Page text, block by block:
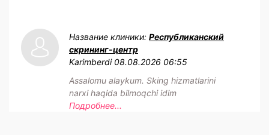
Название клиники: Республиканский
скрининг-центр
Karimberdi 08.08.2026 06:55
Assalomu alaykum. Sking hizmatlarini
narxi haqida bilmoqchi idim
Подробнее...